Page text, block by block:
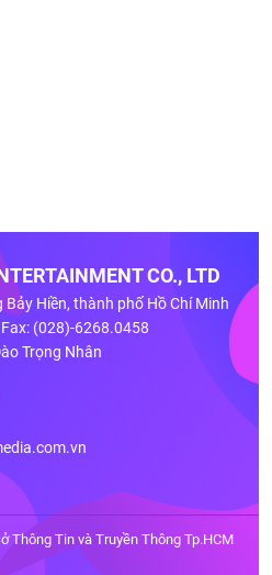
CO., LTD
Hiền, thành phố Hồ Chí Minh
(028)-6268.0458
Trọng Nhân
Thông Tin và Truyền Thông Tp.HCM